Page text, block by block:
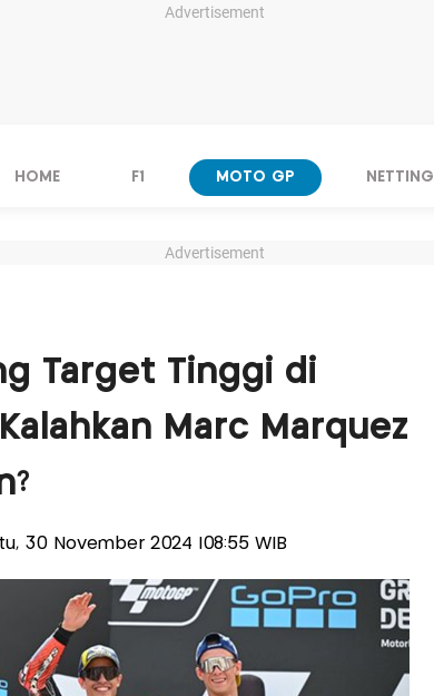
Advertisement
HOME F1 MOTO GP NETTING
Advertisement
Target Tinggi di
Marc Marquez
30 November 2024 |08:55 WIB